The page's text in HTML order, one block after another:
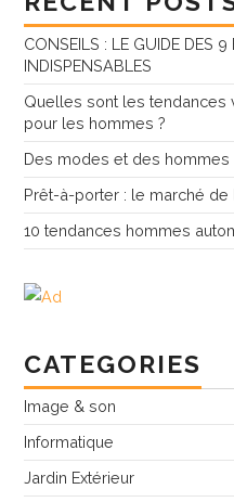
CONSEILS : LE GUIDE DES
INDISPENSABLES
Quelles sont les tendances
pour les hommes ?
Des modes et des hommes
Prêt-à-porter : le marché de
10 tendances hommes
CATEGORIES
Image & son
Informatique
Jardin Extérieur